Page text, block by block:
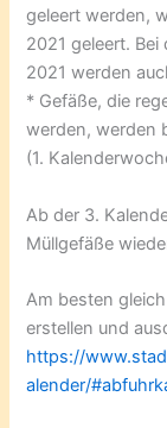
geleert werden,
2021 geleert.
2021 werden
* Gefäße, die
werden, werden
(1.
Ab der 3.
Müllgefäße
Am besten
erstellen und
https://
alender/